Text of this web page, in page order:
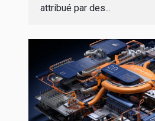
attribué par des...